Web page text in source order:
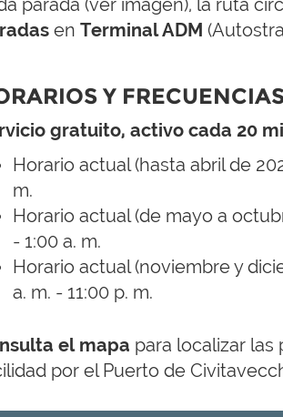
parada (ver imagen), la ruta
en Terminal ADM
Y
gratuito, activo cada 20
Horario actual (hasta abril de
m.
Horario actual (de mayo a
- 1:00 a. m.
Horario actual (noviembre y
a. m. - 11:00 p. m.
el mapa para localizar las
por el Puerto de